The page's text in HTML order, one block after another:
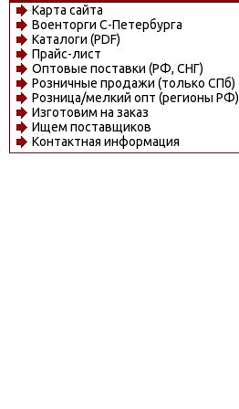
Карта сайта
Военторги С-Петербурга
Каталоги (PDF)
Прайс-лист
Оптовые поставки (РФ, СНГ)
Розничные продажи (только СПб)
Розница/мелкий опт (регионы РФ)
Изготовим на заказ
Ищем поставщиков
Контактная информация